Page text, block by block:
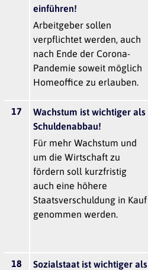
einführen!
Arbeitgeber sollen
verpflichtet werden, auch
nach Ende der Corona-
Pandemie soweit möglich
Homeoffice zu erlauben.
17
Wachstum ist wichtiger als
Schuldenabbau!
Für mehr Wachstum und
um die Wirtschaft zu
fördern soll kurzfristig
auch eine höhere
Staatsverschuldung in Kauf
genommen werden.
18
Sozialstaat ist wichtiger als